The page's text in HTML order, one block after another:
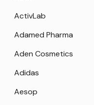
ActivLab
Adamed Pharma
Aden Cosmetics
Adidas
Aesop